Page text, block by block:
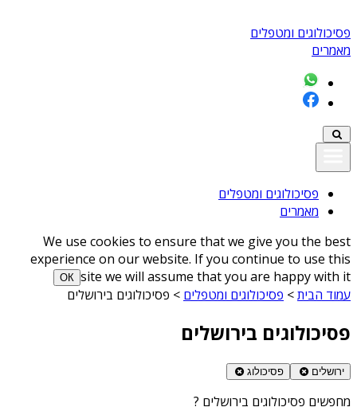
פסיכולוגים ומטפלים
מאמרים
פסיכולוגים ומטפלים
מאמרים
We use cookies to ensure that we give you the best
experience on our website. If you continue to use this
site we will assume that you are happy with it
ОК
עמוד הבית> פסיכולוגים ומטפלים > פסיכולוגים בירושלים
פסיכולוגים בירושלים
ירושלים פסיכולוג
מחפשים פסיכולוגים בירושלים ?